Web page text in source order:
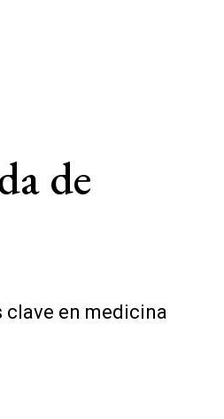
de
clave en medicina